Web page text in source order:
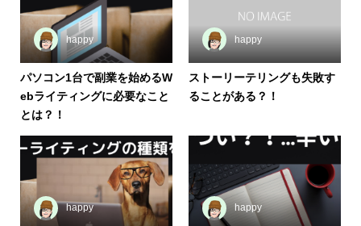
happy
パソコン1台で副業を始めるW
ebライティングに必要なこと
とは？！
happy
ストーリーテリングも失敗す
ることがある？！
happy happy